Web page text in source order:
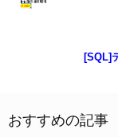
[SQL]
おすすめの記事